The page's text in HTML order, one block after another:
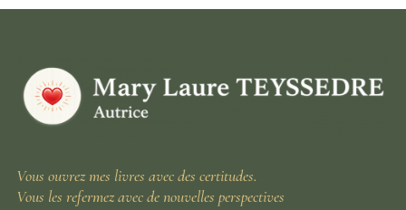
Vous ouvrez mes livres avec des certitudes.
Vous les refermez avec de nouvelles perspectives